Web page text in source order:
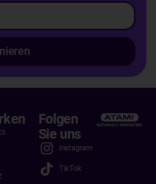
Folgen
Sie uns
Instagram
TikTok